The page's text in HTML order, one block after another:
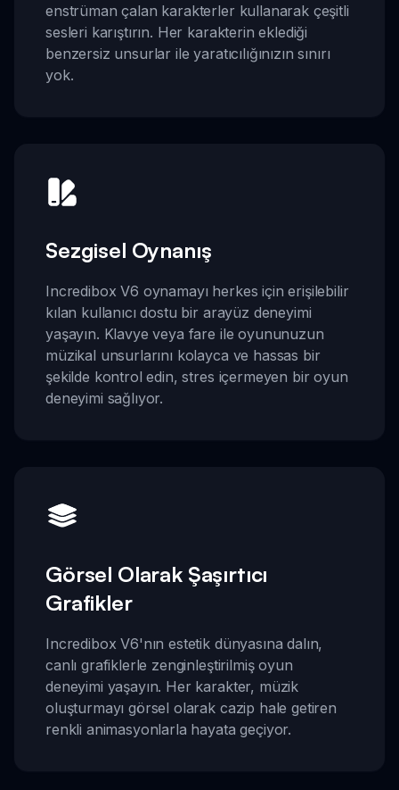
enstrüman çalan karakterler kullanarak çeşitli
sesleri karıştırın. Her karakterin eklediği
benzersiz unsurlar ile yaratıcılığınızın sınırı
yok.
Sezgisel Oynanış
Incredibox V6 oynamayı herkes için erişilebilir
kılan kullanıcı dostu bir arayüz deneyimi
yaşayın. Klavye veya fare ile oyununuzun
müzikal unsurlarını kolayca ve hassas bir
şekilde kontrol edin, stres içermeyen bir oyun
deneyimi sağlıyor.
Görsel Olarak Şaşırtıcı
Grafikler
Incredibox V6'nın estetik dünyasına dalın,
canlı grafiklerle zenginleştirilmiş oyun
deneyimi yaşayın. Her karakter, müzik
oluşturmayı görsel olarak cazip hale getiren
renkli animasyonlarla hayata geçiyor.